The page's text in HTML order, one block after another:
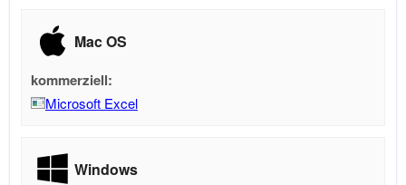
Mac OS
kommerziell:
Microsoft Excel
Windows